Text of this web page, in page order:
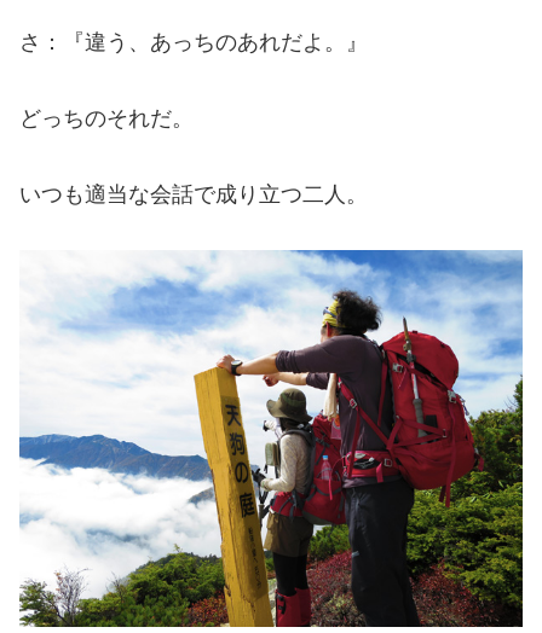
さ：『違う、あっちのあれだよ。』
どっちのそれだ。
いつも適当な会話で成り立つ二人。